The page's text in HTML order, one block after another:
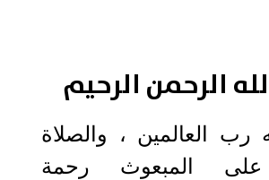
الرحمن الرحيم
رب العالمين ، والصلاة
على المبعوث رحمة